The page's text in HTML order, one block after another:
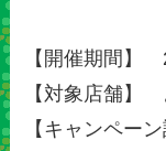
【開催期間】
【対象店舗】
【キャンペー